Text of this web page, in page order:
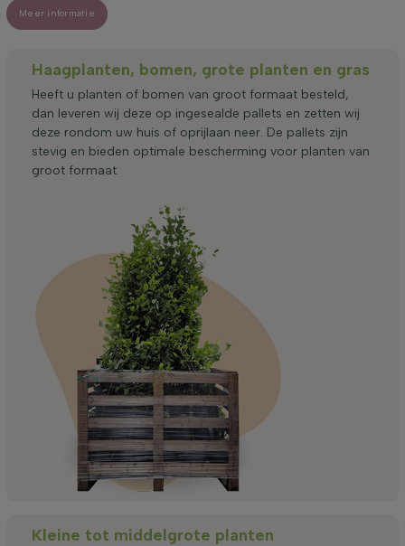
Meer informatie
Haagplanten, bomen, grote planten en gras
Heeft u planten of bomen van groot formaat besteld,
dan leveren wij deze op ingesealde pallets en zetten wij
deze rondom uw huis of oprijlaan neer. De pallets zijn
stevig en bieden optimale bescherming voor planten van
groot formaat.
Kleine tot middelgrote planten